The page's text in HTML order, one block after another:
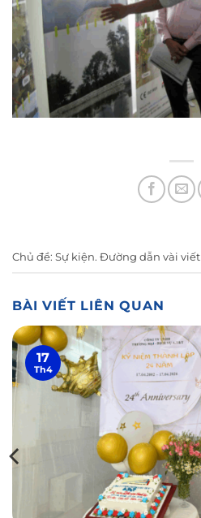
Chủ đề: Sự kiện. Đường dẫn vài viết
BÀI VIẾT LIÊN QUAN
17
Th4